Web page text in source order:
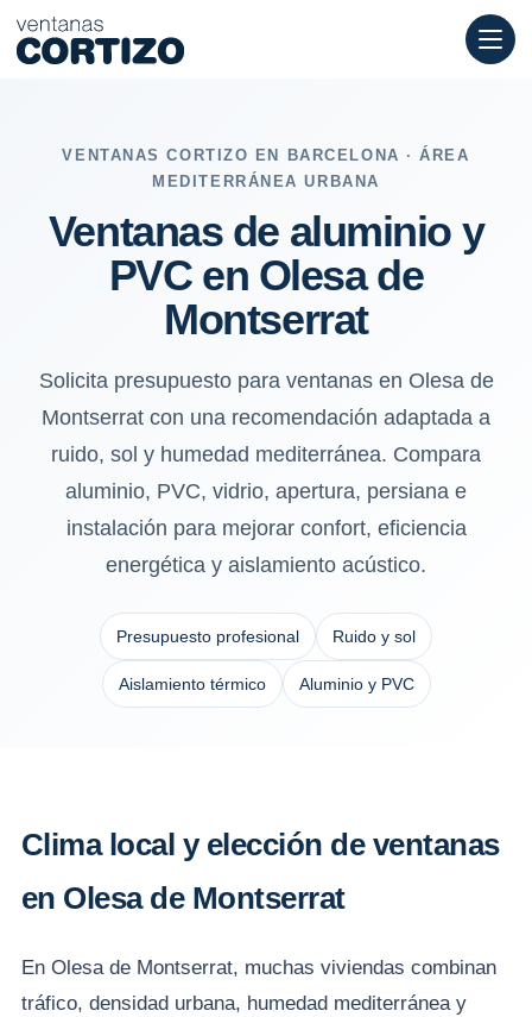
Ventanas de aluminio y PVC en Olesa de Montserrat: ruido,
VENTANAS CORTIZO EN BARCELONA · ÁREA
MEDITERRÁNEA URBANA
Ventanas de aluminio y
PVC en Olesa de
Montserrat
Solicita presupuesto para ventanas en Olesa de
Montserrat con una recomendación adaptada a
ruido, sol y humedad mediterránea. Compara
aluminio, PVC, vidrio, apertura, persiana e
instalación para mejorar confort, eficiencia
energética y aislamiento acústico.
Presupuesto profesional Ruido y sol
Aislamiento térmico Aluminio y PVC
Clima local y elección de ventanas
en Olesa de Montserrat
En Olesa de Montserrat, muchas viviendas combinan
tráfico, densidad urbana, humedad mediterránea y